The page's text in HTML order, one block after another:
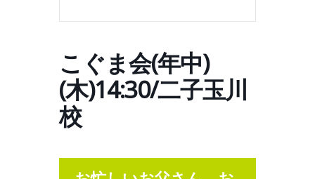
こぐま会(年中)
(木)14:30/二子玉川
校